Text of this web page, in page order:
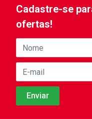
Cadastre-se
ofertas!